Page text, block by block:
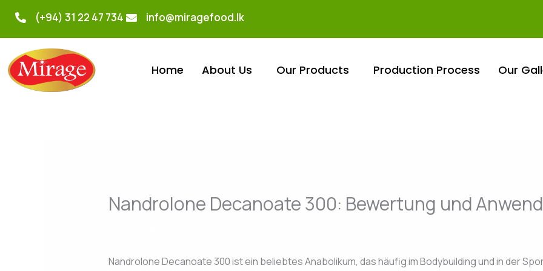
content
(+94) 31 22 47 734 info@miragefood.lk
Home About Us Our Products Production Process Our
Nandrolone Decanoate 300: Bewertung und
Nandrolone Decanoate 300 ist ein beliebtes Anabolikum, das häufig im Bodybuilding und in der